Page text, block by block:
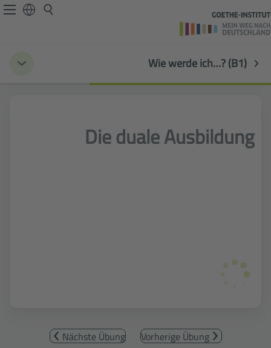
Wie werde ich…? (B1)
Die duale Ausbildung
Vorherige Übung
Nächste Übung